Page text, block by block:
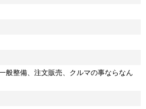
般整備、注文販売、クルマの事ならなん